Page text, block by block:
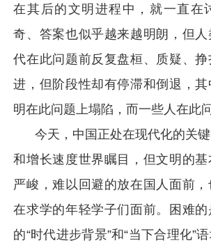
在其后的文明进程中，就一直在
奇、答案也似乎越来越明朗，但
代在此问题前反复盘桓、质疑、
进，但阶段性却有停滞和倒退，
明在此问题上塌陷，而一些人在此
今天，中国正处在现代化的关键
和增长速度世界瞩目，但文明的
严峻，难以回避的放在国人面前
在求学的年轻学子们面前。困难
的“时代进步背景”和“当下合理化”